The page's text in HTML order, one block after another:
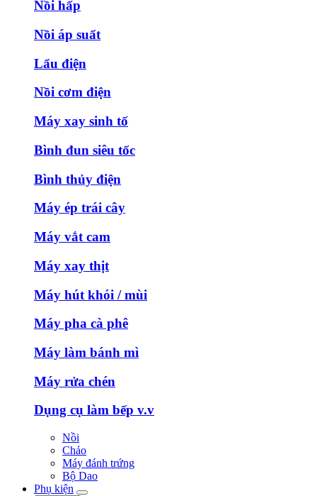
Nồi hấp
Nồi áp suất
Lẩu điện
Nồi cơm điện
Máy xay sinh tố
Bình đun siêu tốc
Bình thủy điện
Máy ép trái cây
Máy vắt cam
Máy xay thịt
Máy hút khói / mùi
Máy pha cà phê
Máy làm bánh mì
Máy rửa chén
Dụng cụ làm bếp v.v
Nồi
Chảo
Máy đánh trứng
Bộ Dao
Phụ kiện